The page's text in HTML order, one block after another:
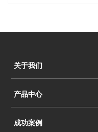
关于我们
产品中心
成功案例